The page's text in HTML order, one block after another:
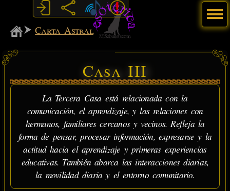
MiSabueso
Carta Astral
Casa III
La Tercera Casa está relacionada con la
comunicación, el aprendizaje, y las relaciones con
hermanos, familiares cercanos y vecinos. Refleja la
forma de pensar, procesar información, expresarse y la
actitud hacia el aprendizaje y primeras experiencias
educativas. También abarca las interacciones diarias,
la movilidad diaria y el entorno comunitario.
Menú